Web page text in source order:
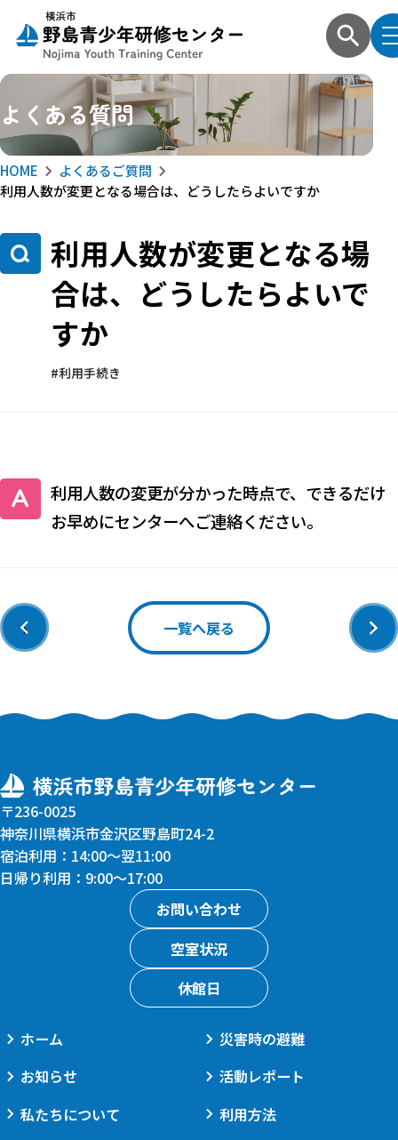
よくある質問
HOME
よくあるご質問
利用人数が変更となる場合は、どうしたらよいですか
利用人数が変更となる場
合は、どうしたらよいで
すか
利用手続き
利用人数の変更が分かった時点で、できるだけ
お早めにセンターへご連絡ください。
‹ 一覧へ戻る ›
〒236-0025
神奈川県横浜市金沢区野島町24-2
宿泊利用：14:00〜翌11:00
日帰り利用：9:00〜17:00
お問い合わせ
空室状況
休館日
ホーム
お知らせ
私たちについて
災害時の避難
活動レポート
利用方法